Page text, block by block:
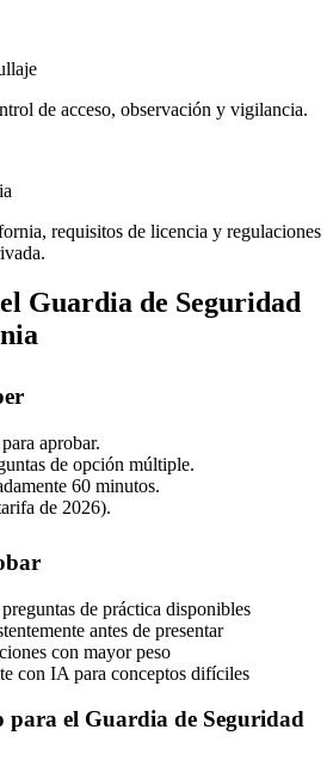
de acceso, observación y vigilancia.
requisitos de licencia y regulaciones
Guardia de Seguridad
aprobar.
de opción múltiple.
60 minutos.
de 2026).
de práctica disponibles
antes de presentar
con mayor peso
con IA para conceptos difíciles
para el Guardia de Seguridad